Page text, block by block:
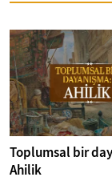
Toplumsal bir
Ahilik